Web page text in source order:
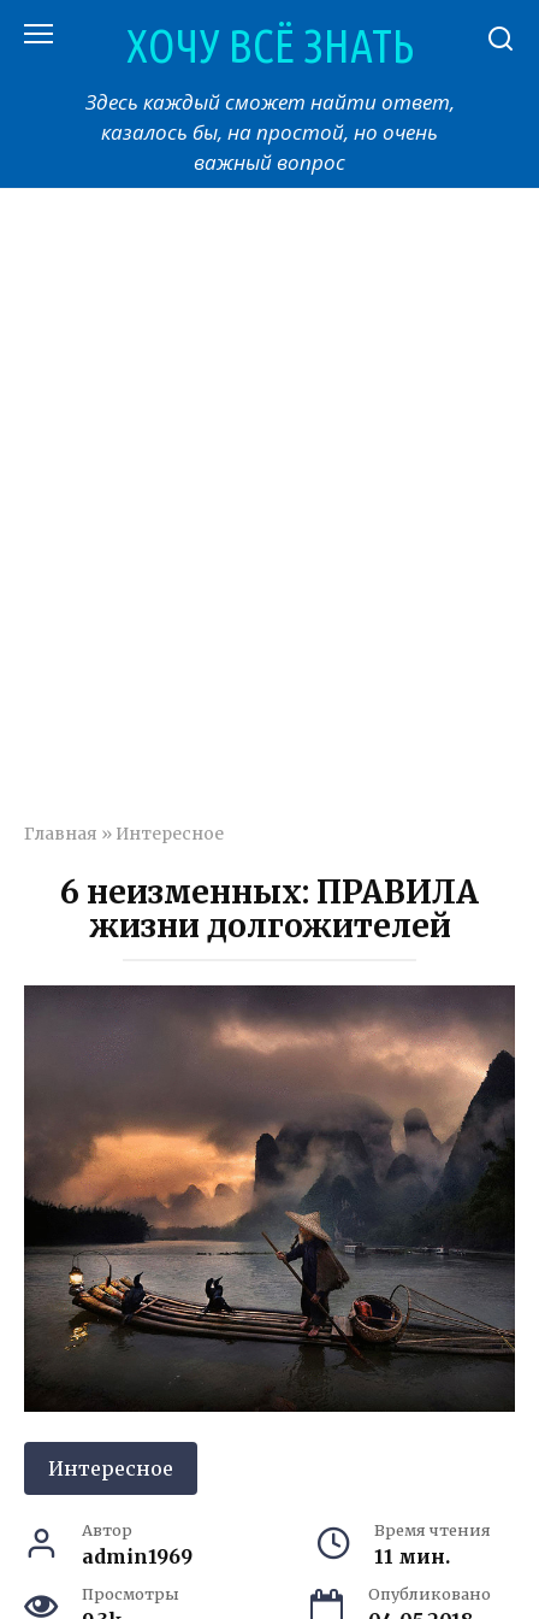
ХОЧУ ВСЁ ЗНАТЬ
Здесь каждый сможет найти ответ,
казалось бы, на простой, но очень
важный вопрос
Главная » Интересное
6 неизменных: ПРАВИЛА
жизни долгожителей
Интересное
Автор
admin1969
Время чтения
11 мин.
Просмотры Опубликовано